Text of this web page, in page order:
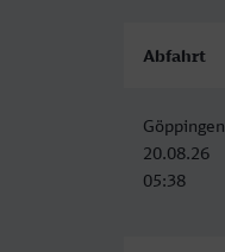
Abfahrt
Göppingen
20.08.26
05:38